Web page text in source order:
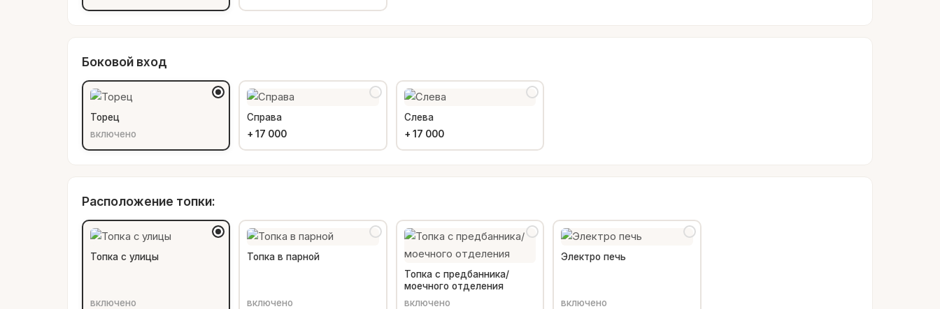
Боковой вход
Торец
включено
Справа
+17 000
Слева
+ 17 000
Расположение топки:
Топка с улицы
включено
Топка в парной
включено
Топка с предбанника/
моечного отделения
включено
Электро печь
включено